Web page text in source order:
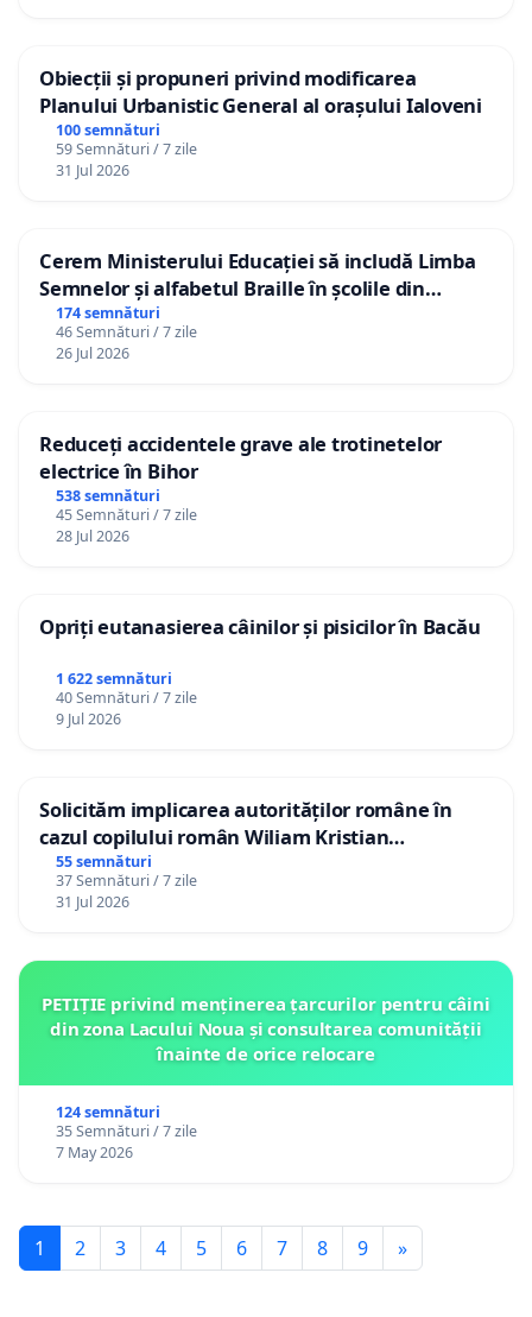
Obiecții și propuneri privind modificarea
Planului Urbanistic General al orașului Ialoveni
100 semnături
59 Semnături / 7 zile
31 Jul 2026
Cerem Ministerului Educației să includă Limba
Semnelor și alfabetul Braille în școlile din
Republica Moldova!
174 semnături
46 Semnături / 7 zile
26 Jul 2026
Reduceți accidentele grave ale trotinetelor
electrice în Bihor
538 semnături
45 Semnături / 7 zile
28 Jul 2026
Opriți eutanasierea câinilor și pisicilor în Bacău
1 622 semnături
40 Semnături / 7 zile
9 Jul 2026
Solicităm implicarea autorităților române în
cazul copilului român Wiliam Kristian
Gheorghe, aflat în plasament în Danemarca de
12 ani
55 semnături
37 Semnături / 7 zile
31 Jul 2026
PETIȚIE privind menținerea țarcurilor pentru câini
din zona Lacului Noua și consultarea comunității
înainte de orice relocare
124 semnături
35 Semnături / 7 zile
7 May 2026
1 2 3 4 5 6 7 8 9 »